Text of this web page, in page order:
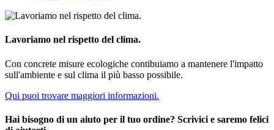
Lavoriamo nel rispetto del clima.
Con concrete misure ecologiche contibuiamo a mantenere l'impatto
sull'ambiente e sul clima il più basso possibile.
Qui puoi trovare maggiori informazioni.
Hai bisogno di un aiuto per il tuo ordine? Scrivici e saremo felici